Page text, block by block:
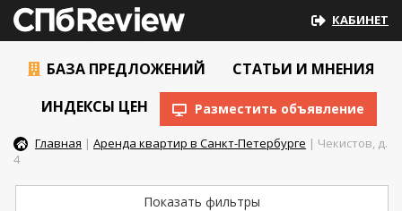
КАБИНЕТ
БАЗА ПРЕДЛОЖЕНИЙ
СТАТЬИ И МНЕНИЯ
ИНДЕКСЫ ЦЕН
Разместить объявление
Главная | Аренда квартир в Санкт-Петербурге | Чекистов, д.
4
Показать фильтры